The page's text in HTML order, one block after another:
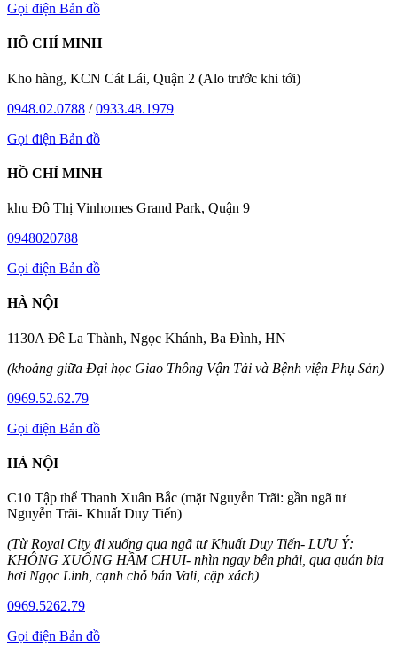
Gọi điện Bản đồ
HỒ CHÍ MINH
Kho hàng, KCN Cát Lái, Quận 2 (Alo trước khi tới)
0948.02.0788 /0933.48.1979
Gọi điện Bản đồ
HỒ CHÍ MINH
khu Đô Thị Vinhomes Grand Park, Quận 9
0948020788
Gọi điện Bản đồ
HÀ NỘI
1130A Đê La Thành, Ngọc Khánh, Ba Đình, HN
(khoảng giữa Đại học Giao Thông Vận Tải và Bệnh viện Phụ Sản)
0969.52.62.79
Gọi điện Bản đồ
HÀ NỘI
C10 Tập thể Thanh Xuân Bắc (mặt Nguyễn Trãi: gần ngã tư
Nguyễn Trãi- Khuất Duy Tiến)
(Từ Royal City đi xuống qua ngã tư Khuất Duy Tiến- LƯU Ý:
KHÔNG XUỐNG HẦM CHUI- nhìn ngay bên phải, qua quán bia
hơi Ngọc Linh, cạnh chỗ bán Vali, cặp xách)
0969.5262.79
Gọi điện Bản đồ